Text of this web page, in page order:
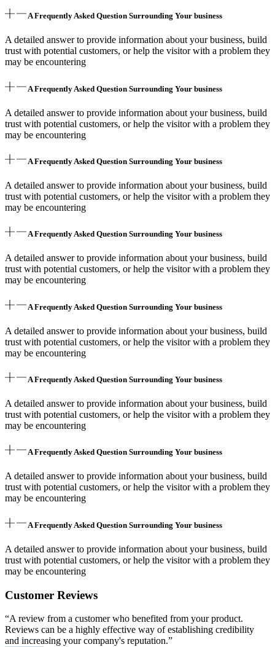
A Frequently Asked Question Surrounding Your business
A detailed answer to provide information about your business, build
trust with potential customers, or help the visitor with a problem they
may be encountering
A Frequently Asked Question Surrounding Your business
A detailed answer to provide information about your business, build
trust with potential customers, or help the visitor with a problem they
may be encountering
A Frequently Asked Question Surrounding Your business
A detailed answer to provide information about your business, build
trust with potential customers, or help the visitor with a problem they
may be encountering
A Frequently Asked Question Surrounding Your business
A detailed answer to provide information about your business, build
trust with potential customers, or help the visitor with a problem they
may be encountering
A Frequently Asked Question Surrounding Your business
A detailed answer to provide information about your business, build
trust with potential customers, or help the visitor with a problem they
may be encountering
A Frequently Asked Question Surrounding Your business
A detailed answer to provide information about your business, build
trust with potential customers, or help the visitor with a problem they
may be encountering
A Frequently Asked Question Surrounding Your business
A detailed answer to provide information about your business, build
trust with potential customers, or help the visitor with a problem they
may be encountering
A Frequently Asked Question Surrounding Your business
A detailed answer to provide information about your business, build
trust with potential customers, or help the visitor with a problem they
may be encountering
Customer Reviews
“A review from a customer who benefited from your product.
Reviews can be a highly effective way of establishing credibility
and increasing your company's reputation.”